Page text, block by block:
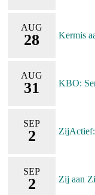
AUG
28 Kermis
AUG
31 KBO:
SEP
2
SEP
2 Zij aan